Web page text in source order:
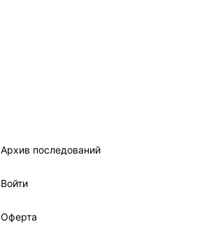
Архив последований
Войти
Оферта